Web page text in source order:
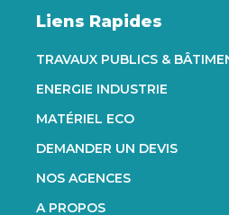
Liens Rapides
TRAVAUX PUBLICS &
ENERGIE INDUSTRIE
MATÉRIEL ECO
DEMANDER UN DEVIS
NOS AGENCES
A PROPOS